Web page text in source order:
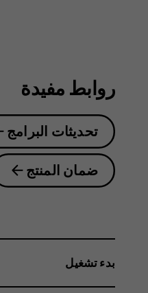
روابط مفيدة
تحديثات البرامج
ضمان المنتج
بدء تشغيل